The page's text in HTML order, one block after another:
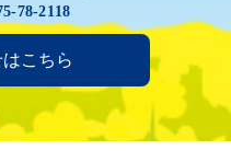
78-2118
こちら